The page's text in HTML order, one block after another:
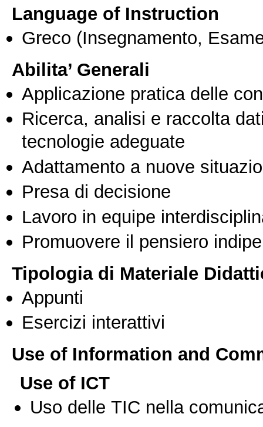
Language of Instruction
Greco (Insegnamento,
Abilita’ Generali
Applicazione pratica delle
Ricerca, analisi e raccolta
tecnologie adeguate
Adattamento a nuove
Presa di decisione
Lavoro in equipe
Promuovere il pensiero
Tipologia di Materiale
Appunti
Esercizi interattivi
Use of Information and
Use of ICT
Uso delle TIC nella